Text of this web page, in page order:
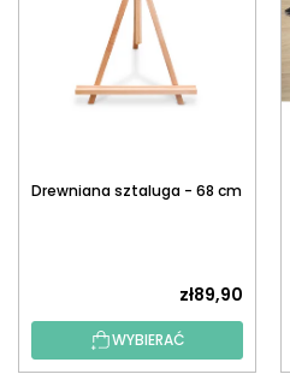
Drewniana sztaluga - 68 cm
zł89,90
WYBIERAĆ